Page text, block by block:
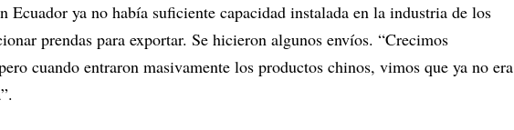
Ecuador ya no había suficiente capacidad instalada en la industria de los
prendas para exportar. Se hicieron algunos envíos. “Crecimos
cuando entraron masivamente los productos chinos, vimos que ya no era